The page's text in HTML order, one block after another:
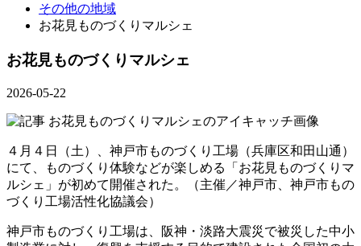
その他の地域
お花見ものづくりマルシェ
お花見ものづくりマルシェ
2026-05-22
４月４日（土）、神戸市ものづくり工場（兵庫区和田山通）
にて、ものづくり体験などが楽しめる「お花見ものづくりマ
ルシェ」が初めて開催された。（主催／神戸市、神戸市もの
づくり工場活性化協議会）
神戸市ものづくり工場は、阪神・淡路大震災で被災した中小